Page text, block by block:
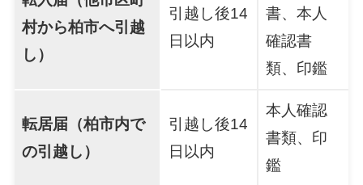
村から柏市へ引越
し）
引越し後14
日以内
書、本人
確認書
類、印鑑
転居届（柏市内で
の引越し）
引越し後14
日以内
本人確認
書類、印
鑑